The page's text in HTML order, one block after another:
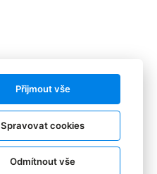
Přijmout vše
Spravovat cookies
Odmítnout vše